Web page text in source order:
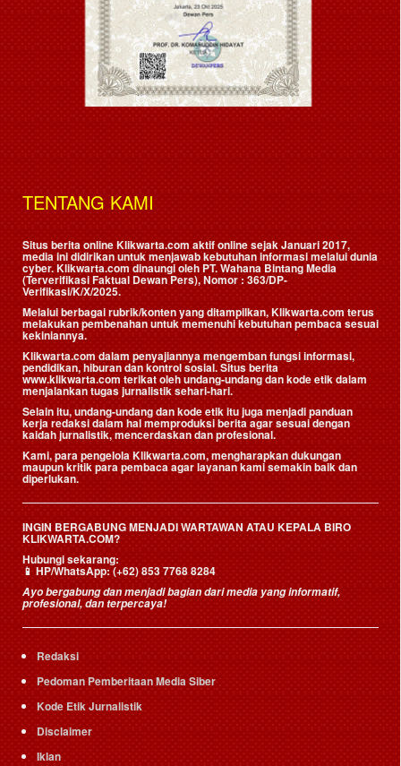
TENTANG KAMI
Situs berita online Klikwarta.com aktif online sejak Januari 2017,
media ini didirikan untuk menjawab kebutuhan informasi melalui dunia
cyber. Klikwarta.com dinaungi oleh PT. Wahana Bintang Media
(Terverifikasi Faktual Dewan Pers), Nomor : 363/DP-
Verifikasi/K/X/2025.
Melalui berbagai rubrik/konten yang ditampilkan, Klikwarta.com terus
melakukan pembenahan untuk memenuhi kebutuhan pembaca sesuai
kekiniannya.
Klikwarta.com dalam penyajiannya mengemban fungsi informasi,
pendidikan, hiburan dan kontrol sosial. Situs berita
www.klikwarta.com terikat oleh undang-undang dan kode etik dalam
menjalankan tugas jurnalistik sehari-hari.
Selain itu, undang-undang dan kode etik itu juga menjadi panduan
kerja redaksi dalam hal memproduksi berita agar sesuai dengan
kaidah jurnalistik, mencerdaskan dan profesional.
Kami, para pengelola Klikwarta.com, mengharapkan dukungan
maupun kritik para pembaca agar layanan kami semakin baik dan
diperlukan.
INGIN BERGABUNG MENJADI WARTAWAN ATAU KEPALA BIRO
KLIKWARTA.COM?
Hubungi sekarang:
📱HP/WhatsApp:(+62) 853 7768 8284
Ayo bergabung dan menjadi bagian dari media yang informatif,
profesional, dan terpercaya!
Redaksi
Pedoman Pemberitaan Media Siber
Kode Etik Jurnalistik
Disclaimer
Iklan